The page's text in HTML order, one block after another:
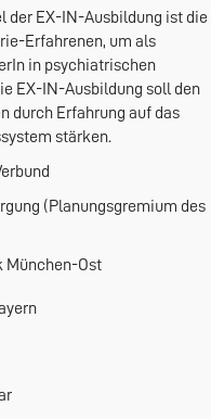
der EX-IN-Ausbildung ist die
Erfahrenen, um als
in psychiatrischen
EX-IN-Ausbildung soll den
durch Erfahrung auf das
stärken.
(Planungsgremium des
München-Ost